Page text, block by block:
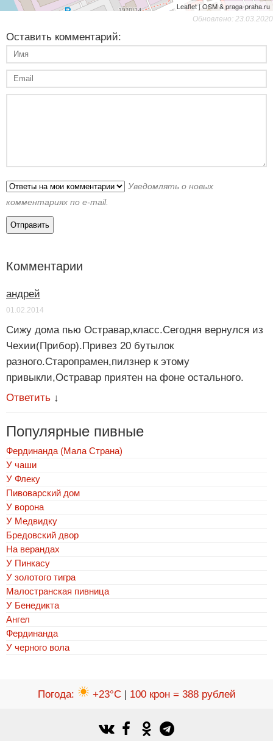
Leaflet | OSM & praga-praha.ru
Обновлено: 23.03.2020
Оставить комментарий:
Уведомлять о новых
комментариях по e-mail.
Комментарии
андрей
01.02.2014
Сижу дома пью Остравар,класс.Сегодня вернулся из
Чехии(Прибор).Привез 20 бутылок
разного.Старопрамен,пилзнер к этому
привыкли,Остравар приятен на фоне остального.
Ответить ↓
Популярные пивные
Фердинанда (Мала Страна)
У чаши
У Флеку
Пивоварский дом
У ворона
У Медвидку
Бредовский двор
На верандах
У Пинкасу
У золотого тигра
Малостранская пивница
У Бенедикта
Ангел
Фердинанда
У черного вола
Погода: +23°C| 100 крон = 388 рублей